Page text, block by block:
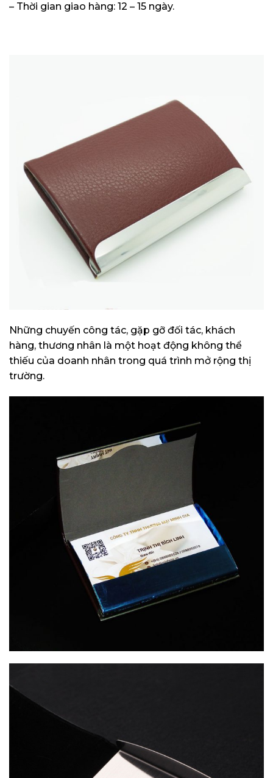
– Thời gian giao hàng: 12 – 15 ngày.
Những chuyến công tác, gặp gỡ đối tác, khách
hàng, thương nhân là một hoạt động không thể
thiếu của doanh nhân trong quá trình mở rộng thị
trường.